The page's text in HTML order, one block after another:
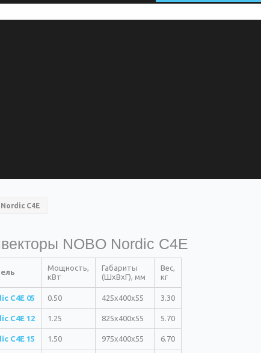
C4E
NOBO Nordic C4E
Мощность,
кВт
Габариты
(ШхВхГ), мм
Вес,
кг
C4E 05 0.50 425х400х55 3.30
C4E 12 1.25 825х400х55 5.70
C4E 15 1.50 975х400х55 6.70